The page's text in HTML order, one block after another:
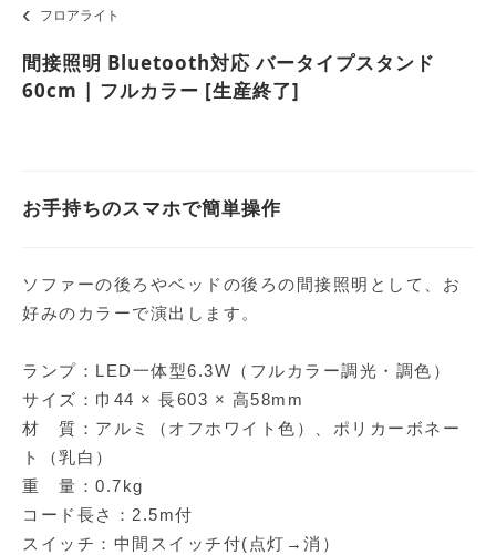
フロアライト
間接照明 Bluetooth対応 バータイプスタンド
60cm | フルカラー [生産終了]
お手持ちのスマホで簡単操作
ソファーの後ろやベッドの後ろの間接照明として、お
好みのカラーで演出します。
ランプ：LED一体型6.3W（フルカラー調光・調色）
サイズ：巾44 × 長603 × 高58mm
材 質：アルミ（オフホワイト色）、ポリカーボネー
ト（乳白）
重 量：0.7kg
コード長さ：2.5m付
スイッチ：中間スイッチ付(点灯→消）